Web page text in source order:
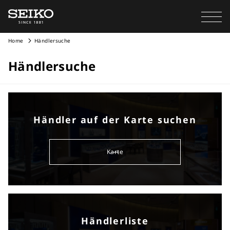
Home Händlersuche
Händlersuche
Händler auf der Karte suchen
Karte
Händlerliste